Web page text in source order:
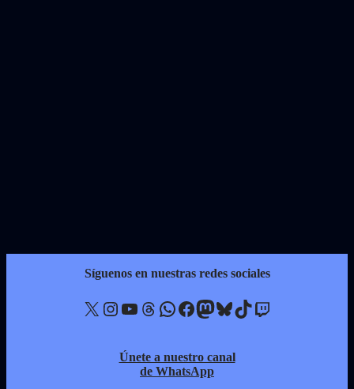
Síguenos en nuestras redes sociales
X Instagram YouTube Threads WhatsApp Facebook Mastodon Bluesky TikTok Twitch
Únete a nuestro canal
de WhatsApp